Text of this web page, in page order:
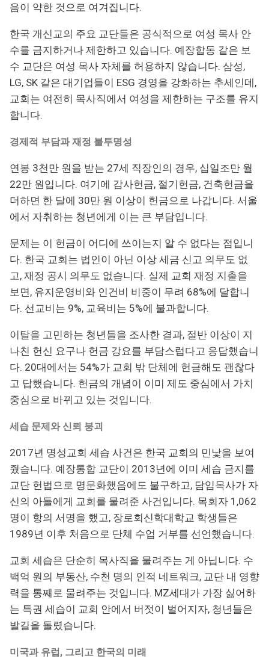
음이 약한 것으로 여겨집니다.
한국 개신교의 주요 교단들은 공식적으로 여성 목사 안
수를 금지하거나 제한하고 있습니다. 예장합동 같은 보
수 교단은 여성 목사 자체를 허용하지 않습니다. 삼성,
LG, SK 같은 대기업들이 ESG 경영을 강화하는 추세인데,
교회는 여전히 목사직에서 여성을 제한하는 구조를 유지
합니다.
경제적 부담과 재정 불투명성
연봉 3천만 원을 받는 27세 직장인의 경우, 십일조만 월
22만 원입니다. 여기에 감사헌금, 절기헌금, 건축헌금을
더하면 한 달에 30만 원 이상이 헌금으로 나갑니다. 서울
에서 자취하는 청년에게 이는 큰 부담입니다.
문제는 이 헌금이 어디에 쓰이는지 알 수 없다는 점입니
다. 한국 교회는 법인이 아닌 이상 세금 신고 의무도 없
고, 재정 공시 의무도 없습니다. 실제 교회 재정 지출을
보면, 유지운영비와 인건비 비중이 무려 68%에 달합니
다. 선교비는 9%, 교육비는 5%에 불과합니다.
이탈을 고민하는 청년들을 조사한 결과, 절반 이상이 지
나친 헌신 요구나 헌금 강요를 부담스럽다고 응답했습니
다. 20대에서는 54%가 교회 밖 단체에 헌금해도 괜찮다
고 답했습니다. 헌금의 개념이 이미 제도 중심에서 가치
중심으로 바뀌고 있는 것입니다.
세습 문제와 신뢰 붕괴
2017년 명성교회 세습 사건은 한국 교회의 민낯을 보여
줬습니다. 예장통합 교단이 2013년에 이미 세습 금지를
교단 헌법으로 명문화했음에도 불구하고, 담임목사가 자
신의 아들에게 교회를 물려준 사건입니다. 목회자 1,062
명이 항의 서명을 했고, 장로회신학대학교 학생들은
1989년 이후 처음으로 단체 수업 거부를 선언했습니다.
교회 세습은 단순히 목사직을 물려주는 게 아닙니다. 수
백억 원의 부동산, 수천 명의 인적 네트워크, 교단 내 영향
력을 통째로 물려주는 것입니다. MZ세대가 가장 싫어하
는 특권 세습이 교회 안에서 버젓이 벌어지자, 청년들은
발길을 돌렸습니다.
미국과 유럽, 그리고 한국의 미래